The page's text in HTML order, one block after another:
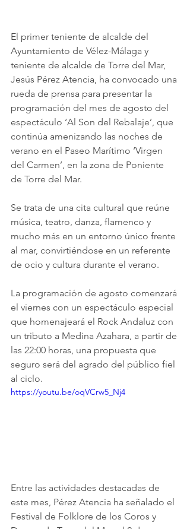
El primer teniente de alcalde del
Ayuntamiento de Vélez-Málaga y
teniente de alcalde de Torre del Mar,
Jesús Pérez Atencia, ha convocado una
rueda de prensa para presentar la
programación del mes de agosto del
espectáculo ‘Al Son del Rebalaje’, que
continúa amenizando las noches de
verano en el Paseo Marítimo ‘Virgen
del Carmen’, en la zona de Poniente
de Torre del Mar.
Se trata de una cita cultural que reúne
música, teatro, danza, flamenco y
mucho más en un entorno único frente
al mar, convirtiéndose en un referente
de ocio y cultura durante el verano.
La programación de agosto comenzará
el viernes con un espectáculo especial
que homenajeará el Rock Andaluz con
un tributo a Medina Azahara, a partir de
las 22:00 horas, una propuesta que
seguro será del agrado del público fiel
al ciclo.
https://youtu.be/oqVCrw5_Nj4
Entre las actividades destacadas de
este mes, Pérez Atencia ha señalado el
Festival de Folklore de los Coros y